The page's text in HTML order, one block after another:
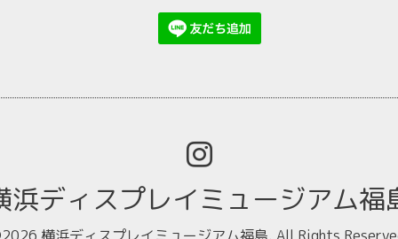
浜ディスプレイミュージアム福